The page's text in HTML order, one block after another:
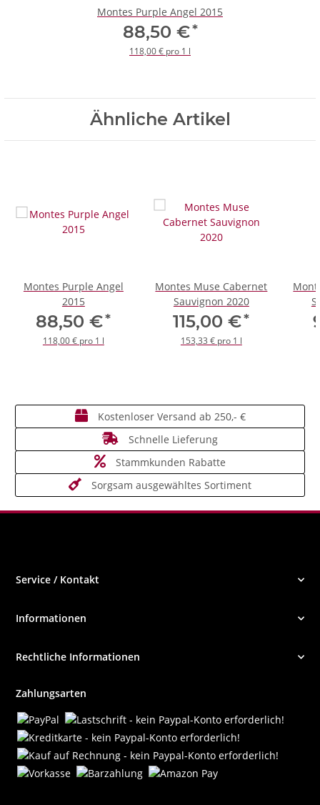
Montes Purple Angel 2015
88,50 €*
118,00 € pro 1 l
Ähnliche Artikel
Montes Purple Angel
2015
88,50 €*
118,00 € pro 1 l
Montes Muse Cabernet
Sauvignon 2020
115,00 €*
153,33 € pro 1 l
Kostenloser Versand ab 250,- €
Schnelle Lieferung
Stammkunden Rabatte
Sorgsam ausgewähltes Sortiment
Service / Kontakt
Informationen
Rechtliche Informationen
Zahlungsarten